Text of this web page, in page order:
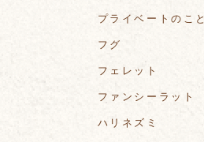
プライベートのこと
フグ
フェレット
ファンシーラット
ハリネズミ